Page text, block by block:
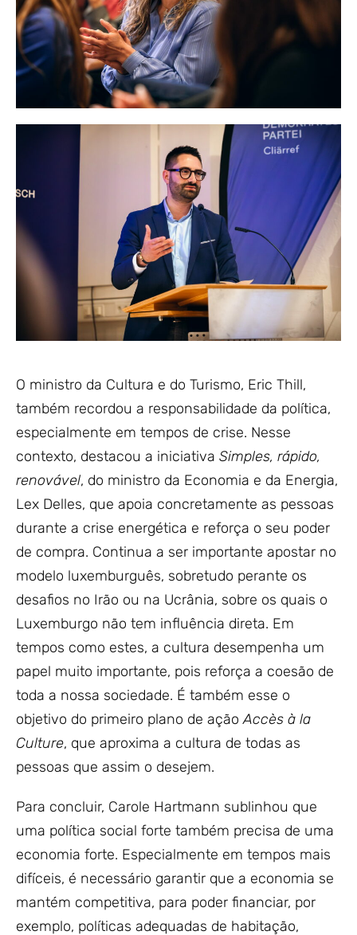
O ministro da Cultura e do Turismo, Eric Thill,
também recordou a responsabilidade da política,
especialmente em tempos de crise. Nesse
contexto, destacou a iniciativa Simples, rápido,
renovável, do ministro da Economia e da Energia,
Lex Delles, que apoia concretamente as pessoas
durante a crise energética e reforça o seu poder
de compra. Continua a ser importante apostar no
modelo luxemburguês, sobretudo perante os
desafios no Irão ou na Ucrânia, sobre os quais o
Luxemburgo não tem influência direta. Em
tempos como estes, a cultura desempenha um
papel muito importante, pois reforça a coesão de
toda a nossa sociedade. É também esse o
objetivo do primeiro plano de açãoAccès à la
Culture, que aproxima a cultura de todas as
pessoas que assim o desejem.
Para concluir, Carole Hartmann sublinhou que
uma política social forte também precisa de uma
economia forte. Especialmente em tempos mais
difíceis, é necessário garantir que a economia se
mantém competitiva, para poder financiar, por
exemplo, políticas adequadas de habitação,